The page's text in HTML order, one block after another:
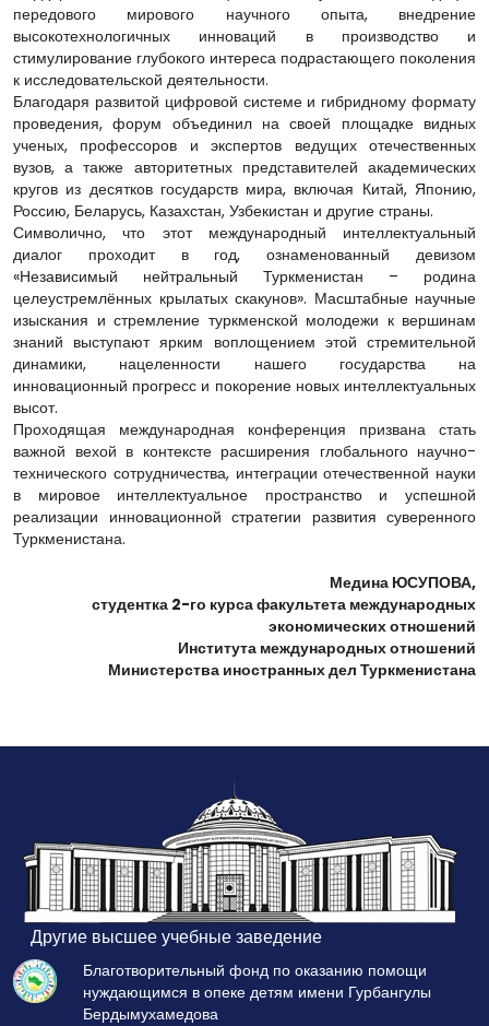
передового мирового научного опыта, внедрение
высокотехнологичных инноваций в производство и
стимулирование глубокого интереса подрастающего поколения
к исследовательской деятельности.
Благодаря развитой цифровой системе и гибридному формату
проведения, форум объединил на своей площадке видных
ученых, профессоров и экспертов ведущих отечественных
вузов, а также авторитетных представителей академических
кругов из десятков государств мира, включая Китай, Японию,
Россию, Беларусь, Казахстан, Узбекистан и другие страны.
Символично, что этот международный интеллектуальный
диалог проходит в год, ознаменованный девизом
«Независимый нейтральный Туркменистан – родина
целеустремлённых крылатых скакунов». Масштабные научные
изыскания и стремление туркменской молодежи к вершинам
знаний выступают ярким воплощением этой стремительной
динамики, нацеленности нашего государства на
инновационный прогресс и покорение новых интеллектуальных
высот.
Проходящая международная конференция призвана стать
важной вехой в контексте расширения глобального научно-
технического сотрудничества, интеграции отечественной науки
в мировое интеллектуальное пространство и успешной
реализации инновационной стратегии развития суверенного
Туркменистана.
Медина ЮСУПОВА,
студентка 2-го курса факультета международных
экономических отношений
Института международных отношений
Министерства иностранных дел Туркменистана
Другие высшее учебные заведение
Благотворительный фонд по оказанию помощи
нуждающимся в опеке детям имени Гурбангулы
Бердымухамедова